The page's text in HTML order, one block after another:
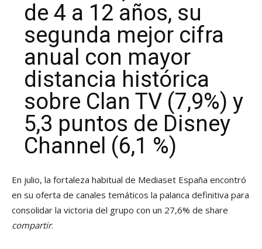
de 4 a 12 años, su
segunda mejor cifra
anual con mayor
distancia histórica
sobre Clan TV (7,9%) y
5,3 puntos de Disney
Channel (6,1 %)
En julio, la fortaleza habitual de Mediaset España encontró
en su oferta de canales temáticos la palanca definitiva para
consolidar la victoria del grupo con un 27,6% de share
compartir.